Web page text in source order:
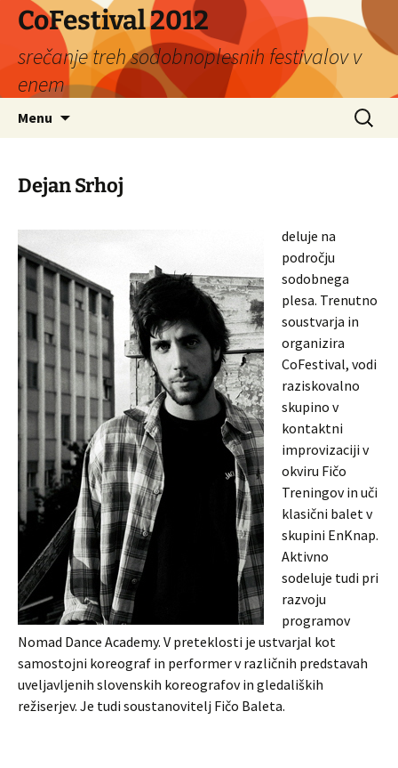
Skip
content
CoFestival 2012
srečanje treh sodobnoplesnih festivalov v
enem
Menu
Search
for:
Dejan Srhoj
deluje na
področju
sodobnega
plesa. Trenutno
soustvarja in
organizira
CoFestival, vodi
raziskovalno
skupino v
kontaktni
improvizaciji v
okviru Fičo
Treningov in uči
klasični balet v
skupini EnKnap.
Aktivno
sodeluje tudi pri
razvoju
programov
Nomad Dance Academy. V preteklosti je ustvarjal kot
samostojni koreograf in performer v različnih predstavah
uveljavljenih slovenskih koreografov in gledaliških
režiserjev. Je tudi soustanovitelj Fičo Baleta.